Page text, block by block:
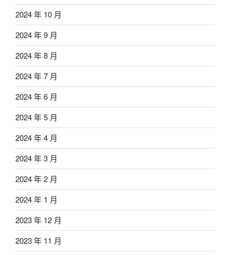
2024 年 10 月
2024 年 9 月
2024 年 8 月
2024 年 7 月
2024 年 6 月
2024 年 5 月
2024 年 4 月
2024 年 3 月
2024 年 2 月
2024 年 1 月
2023 年 12 月
2023 年 11 月